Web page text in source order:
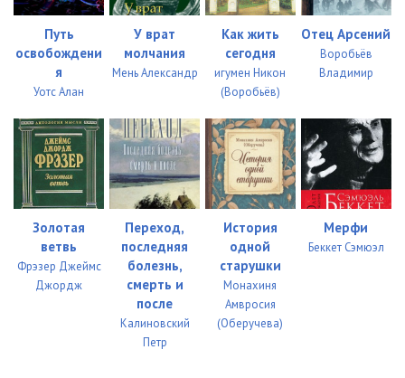
Путь
освобождени
я
Уотс Алан
У врат
молчания
Мень Александр
Как жить
сегодня
игумен Никон
(Воробьёв)
Отец Арсений
Воробьёв
Владимир
Золотая
ветвь
Фрэзер Джеймс
Джордж
Переход,
последняя
болезнь,
смерть и
после
Калиновский
Петр
История
одной
старушки
Монахиня
Амвросия
(Оберучева)
Мерфи
Беккет Сэмюэл